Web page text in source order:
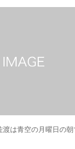
は青空の月曜日の朝